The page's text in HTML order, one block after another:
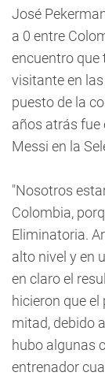
José
a 0 entre
encuentro que
visitante en
puesto de la
años atrás fue
Messi en la
"Nosotros
Colombia,
Eliminatoria.
alto nivel y en
en claro el
hicieron que
mitad, debido
hubo algunas
entrenador